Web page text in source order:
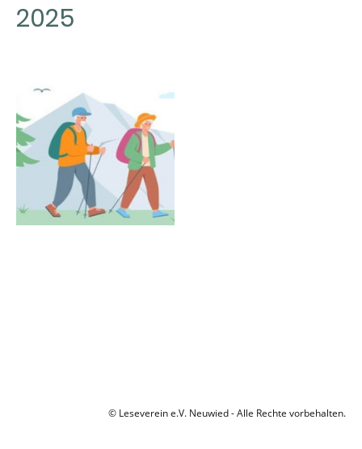
2025
© Leseverein e.V. Neuwied - Alle Rechte vorbehalten.